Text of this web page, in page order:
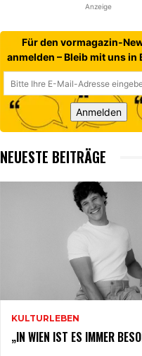
Anzeige
Für den vormagazin-
anmelden – Bleib mit uns in
Anmelden
NEUESTE BEITRÄGE
KULTURLEBEN
„IN WIEN IST ES IMMER